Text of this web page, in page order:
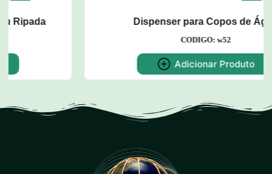
Dispenser para Copos de Água
Adicionar Produto